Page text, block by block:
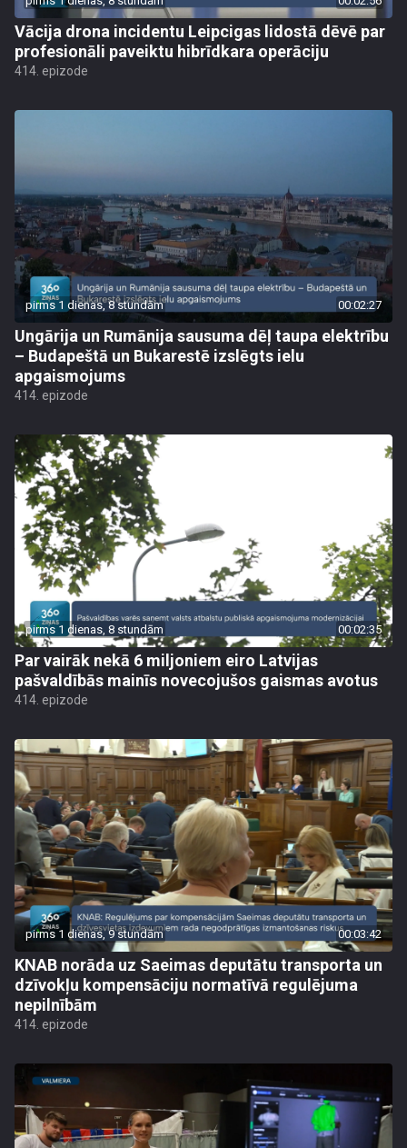
Vācija drona incidentu Leipcigas lidostā dēvē par
profesionāli paveiktu hibrīdkara operāciju
414. epizode
pirms 1 dienas, 8 stundām 00:02:27
Ungārija un Rumānija sausuma dēļ taupa elektrību
– Budapeštā un Bukarestē izslēgts ielu
apgaismojums
414. epizode
pirms 1 dienas, 8 stundām 00:02:35
Par vairāk nekā 6 miljoniem eiro Latvijas
pašvaldībās mainīs novecojušos gaismas avotus
414. epizode
pirms 1 dienas, 9 stundām 00:03:42
KNAB norāda uz Saeimas deputātu transporta un
dzīvokļu kompensāciju normatīvā regulējuma
nepilnībām
414. epizode